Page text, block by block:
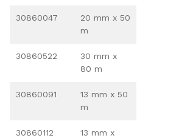
30860047
20 mm x 50
m
30860522
30 mm x
80 m
30860091
13 mm x 50
m
30860112
13 mm x